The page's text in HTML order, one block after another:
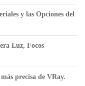
y las Opciones del
Luz, Focos
precisa de VRay.